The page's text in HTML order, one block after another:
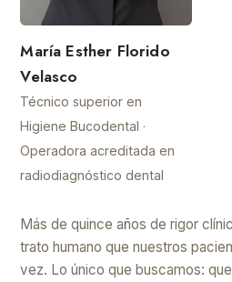
María Esther Florido
Velasco
Técnico superior en
Higiene Bucodental ·
Operadora acreditada en
radiodiagnóstico dental
Más de quince años de rigor
trato humano que nuestros
vez. Lo único que buscamos: